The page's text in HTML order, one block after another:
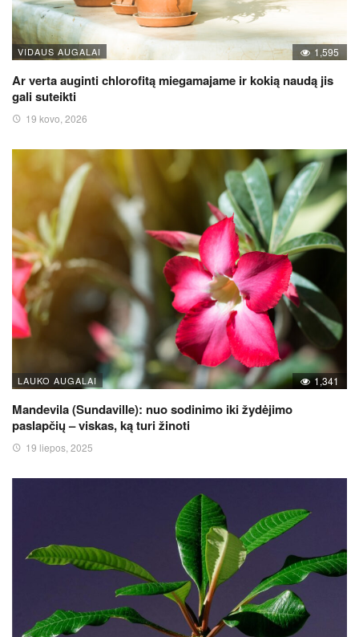
VIDAUS AUGALAI 1,595
Ar verta auginti chlorofitą miegamajame ir kokią naudą jis
gali suteikti
19 kovo, 2026
LAUKO AUGALAI 1,341
Mandevila (Sundaville): nuo sodinimo iki žydėjimo
paslapčių – viskas, ką turi žinoti
19 liepos, 2025